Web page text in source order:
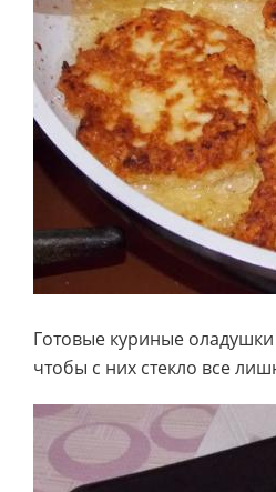
Готовые куриные
чтобы с них стекло все